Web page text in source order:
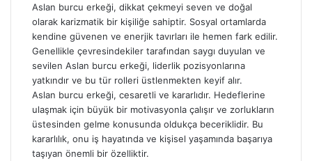
Aslan burcu erkeği, dikkat çekmeyi seven ve doğal
olarak karizmatik bir kişiliğe sahiptir. Sosyal ortamlarda
kendine güvenen ve enerjik tavırları ile hemen fark edilir.
Genellikle çevresindekiler tarafından saygı duyulan ve
sevilen Aslan burcu erkeği, liderlik pozisyonlarına
yatkındır ve bu tür rolleri üstlenmekten keyif alır.
Aslan burcu erkeği, cesaretli ve kararlıdır. Hedeflerine
ulaşmak için büyük bir motivasyonla çalışır ve zorlukların
üstesinden gelme konusunda oldukça beceriklidir. Bu
kararlılık, onu iş hayatında ve kişisel yaşamında başarıya
taşıyan önemli bir özelliktir.